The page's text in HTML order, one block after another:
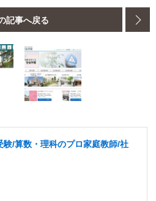
記事へ戻る
/算数・理科のプロ家庭教師/社